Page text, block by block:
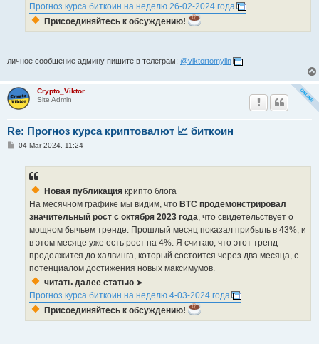
Прогноз курса биткоин на неделю 26-02-2024 года
Присоединяйтесь к обсуждению!
личное сообщение админу пишите в телеграм: @viktortomylin
Crypto_Viktor
Site Admin
Re: Прогноз курса криптовалют 📈 биткоин
P04 Mar 2024, 11:24
Новая публикация крипто блога
На месячном графике мы видим, что BTC продемонстрировал
значительный рост с октября 2023 года, что свидетельствует о
мощном бычьем тренде. Прошлый месяц показал прибыль в 43%, и
в этом месяце уже есть рост на 4%. Я считаю, что этот тренд
продолжится до халвинга, который состоится через два месяца, с
потенциалом достижения новых максимумов.
читать далее статью ➤
Прогноз курса биткоин на неделю 4-03-2024 года
Присоединяйтесь к обсуждению!